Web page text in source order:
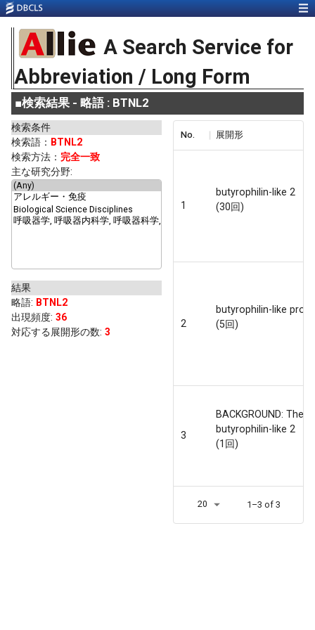
A Search Service for
Abbreviation / Long Form
■検索結果 - 略語 : BTNL2
検索条件
検索語： BTNL2
検索方法： 完全一致
主な研究分野:
結果
略語: BTNL2
出現頻度: 36
対応する展開形の数: 3
No. 展開形
1
butyrophilin-like 2
(30回)
2
butyrophilin-like
(5回)
3
BACKGROUND: The
butyrophilin-like 2
(1回)
20 1–3 of 3